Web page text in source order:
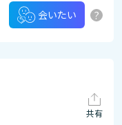
会いたい ?
共有